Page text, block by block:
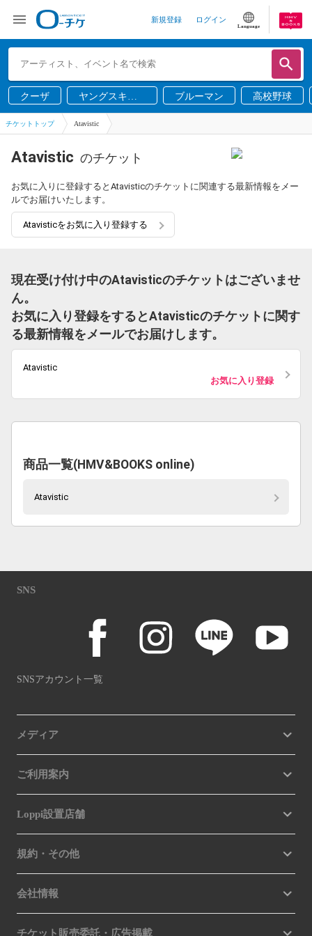
新規登録 ログイン
Language
クーザ
ヤングスキニ
ー
ブルーマン 高校野球
チケットトップ Atavistic
Atavistic のチケット
お気に入りに登録するとAtavisticのチケットに関連する最新情報をメー
ルでお届けいたします。
Atavisticをお気に入り登録する
現在受け付け中のAtavisticのチケットはございませ
ん。
お気に入り登録をするとAtavisticのチケットに関す
る最新情報をメールでお届けします。
Atavistic
お気に入り登録
商品一覧(HMV&BOOKS online)
Atavistic
SNS
SNSアカウント一覧
メディア
ご利用案内
Loppi設置店舗
規約・その他
会社情報
チケット販売委託・広告掲載